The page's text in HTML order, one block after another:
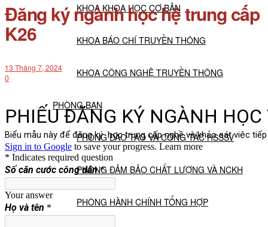
KHOA KHOA HỌC CƠ BẢN
KHOA BÁO CHÍ TRUYỀN THÔNG
KHOA CÔNG NGHỆ TRUYỀN THÔNG
PHÒNG BAN
PHÒNG ĐÀO TẠO VÀ CÔNG TÁC HSSSV
PHÒNG ĐẢM BẢO CHẤT LƯỢNG VÀ NCKH
PHÒNG HÀNH CHÍNH TỔNG HỢP
Đăng ký ngành học hệ trung cấp
K26
13 Tháng 7, 2024
0